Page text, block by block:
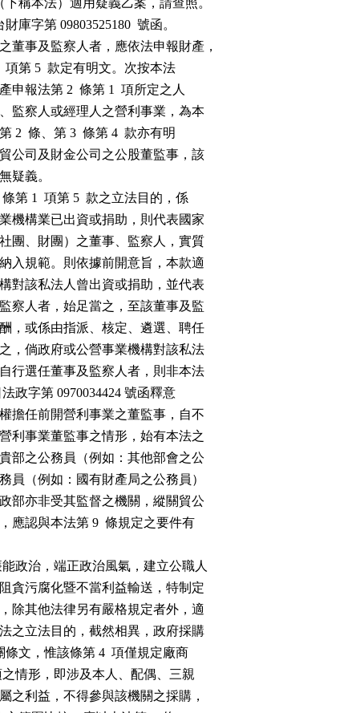
稱本法）適用疑義乙案，請查照。
庫字第 09803525180  號函。
之董事及監察人者，應依法申報財產，
1  項第 5  款定有明文。次按本法
申報法第 2  條第 1  項所定之人
事、監察人或經理人之營利事業，為本
2  條、第 3  條第 4  款亦有明
關貿公司及財金公司之公股董監事，該
疑義。
條第 1  項第 5  款之立法目的，係
業機構業已出資或捐助，則代表國家
括社團、財團）之董事、監察人，實質
納入規範。則依據前開意旨，本款適
構對該私法人曾出資或捐助，並代表
監察人者，始足當之，至該董事及監
薪酬，或係由指派、核定、遴選、聘任
反之，倘政府或公營事業機構對該私法
會自行選任董事及監察人者，則非本法
日法政字第 0970034424 號函釋意
權擔任前開營利事業之董監事，自不
營利事業董監事之情形，始有本法之
非貴部之公務員（例如：其他部會之公
務員（例如：國有財產局之公務員）
財政部亦非受其監督之機關，縱關貿公
，應認與本法第 9  條規定之要件有
廉能政治，端正政治風氣，建立公職人
阻貪污腐化暨不當利益輸送，特制定
，除其他法律另有嚴格規定者外，適
購法之立法目的，截然相異，政府採購
關條文，惟該條第 4  項僅規定廠商
項之情形，即涉及本人、配偶、三親
屬之利益，不得參與該機關之採購，